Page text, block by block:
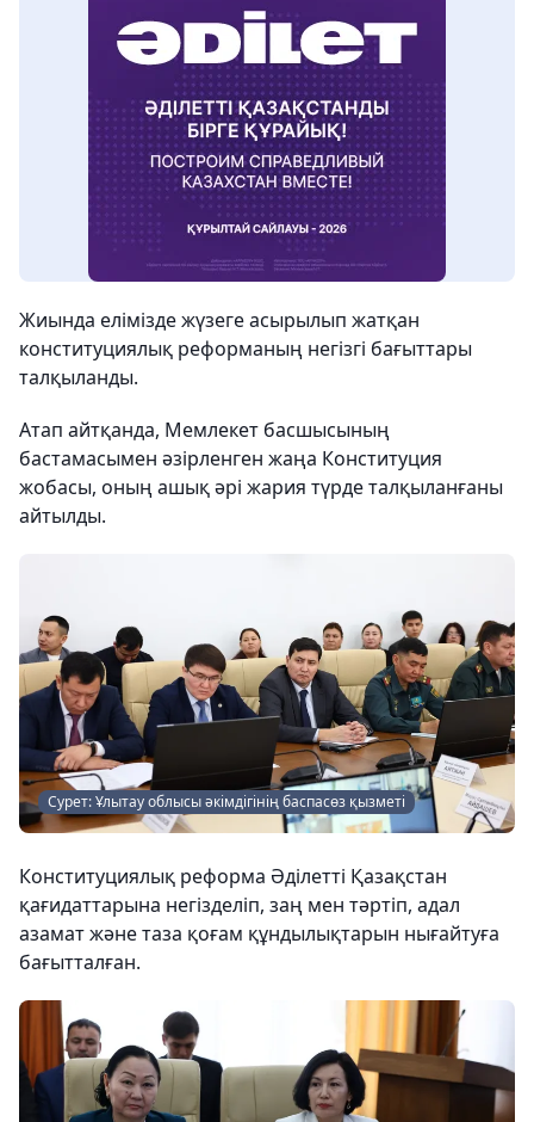
Жиында елімізде жүзеге асырылып жатқан
конституциялық реформаның негізгі бағыттары
талқыланды.
Атап айтқанда, Мемлекет басшысының
бастамасымен әзірленген жаңа Конституция
жобасы, оның ашық әрі жария түрде талқыланғаны
айтылды.
Сурет: Ұлытау облысы әкімдігінің баспасөз қызметі
Конституциялық реформа Әділетті Қазақстан
қағидаттарына негізделіп, заң мен тәртіп, адал
азамат және таза қоғам құндылықтарын нығайтуға
бағытталған.